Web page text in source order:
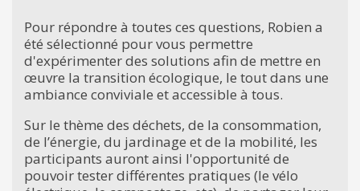
Pour répondre à toutes ces questions, Robien a
été sélectionné pour vous permettre
d'expérimenter des solutions afin de mettre en
œuvre la transition écologique, le tout dans une
ambiance conviviale et accessible à tous.
Sur le thème des déchets, de la consommation,
de l’énergie, du jardinage et de la mobilité, les
participants auront ainsi l'opportunité de
pouvoir tester différentes pratiques (le vélo